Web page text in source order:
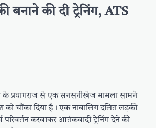
की दी ट्रेनिंग, ATS
के प्रयागराज से एक सनसनीखेज मामला सामने
चौंका दिया है। एक नाबालिग दलित लड़की
करवाकर आतंकवादी ट्रेनिंग देने की